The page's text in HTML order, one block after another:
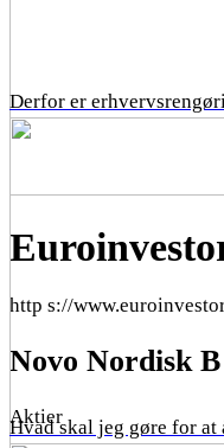
Derfor er
Hvad skal jeg gøre for at
http s://
Novo Nordisk
Aktier